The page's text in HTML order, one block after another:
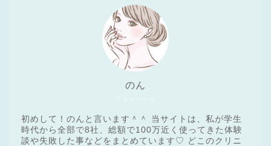
のん
初めして！のんと言います＾＾ 当サイトは、私が学生
時代から全部で8社、総額で100万近く使ってきた体験
談や失敗した事などをまとめています♡ どこのクリニ